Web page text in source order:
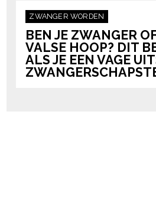
ZWANGER WORDEN
BEN JE ZWANGER
VALSE HOOP? DIT
ALS JE EEN VAGE